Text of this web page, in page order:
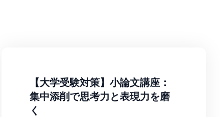
【大学受験対策】小論文講座：
集中添削で思考力と表現力を磨
く